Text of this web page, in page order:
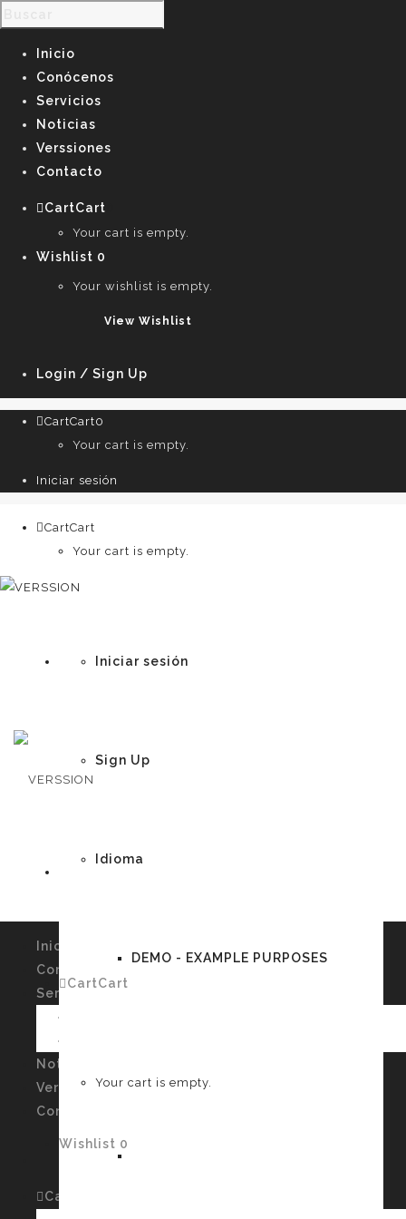
Inicio
Conócenos
Servicios
Noticias
Verssiones
Contacto
CartCart
Your cart is empty.
Wishlist 0
Your wishlist is empty.
View Wishlist
Login / Sign Up
CartCart0
Your cart is empty.
Iniciar sesión
CartCart
Your cart is empty.
Iniciar sesión
Sign Up
Idioma
DEMO - EXAMPLE PURPOSES
CartCart
Your cart is empty.
Wishlist 0
Inicio
Conócenos
Servicios
Noticias
Verssiones
Contacto
Cart